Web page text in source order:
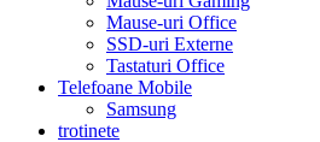
Mause-uri Office
SSD-uri Externe
Tastaturi Office
Telefoane Mobile
Samsung
trotinete